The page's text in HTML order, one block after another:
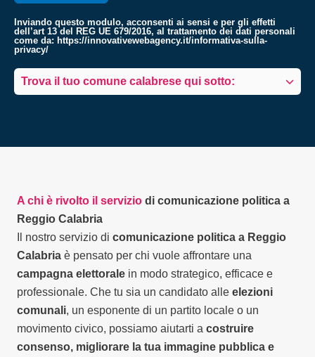
Inviando questo modulo, acconsenti ai sensi e per gli effetti
dell’art 13 del REG UE 679/2016, al trattamento dei dati personali
come da: https://innovativewebagency.it/informativa-sulla-
privacy/
Trova il tuo comune calabrese qui sotto:
A chi è rivolto il servizio di comunicazione politica a
Reggio Calabria
Il nostro servizio di comunicazione politica a Reggio
Calabria è pensato per chi vuole affrontare una
campagna elettorale in modo strategico, efficace e
professionale. Che tu sia un candidato alle elezioni
comunali, un esponente di un partito locale o un
movimento civico, possiamo aiutarti a costruire
consenso, migliorare la tua immagine pubblica e